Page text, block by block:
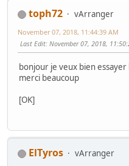
toph72
vArranger
November 07, 2018, 11:44:39 AM
Last Edit: November 07, 2018,
bonjour je veux bien essayer
merci beaucoup
[OK]
ElTyros
vArranger